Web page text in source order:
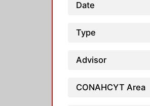
Date
Type
Advisor
CONAHCYT Area